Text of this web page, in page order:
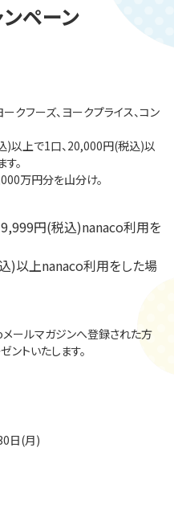
ペーン
クフーズ、ヨークプライス、コン
上で1口、20,000円(税込)以
。
万円分を山分け。
円(税込)nanaco利用を
)以上nanaco利用をした場
ールマガジンへ登録された方
トいたします。
日(月)